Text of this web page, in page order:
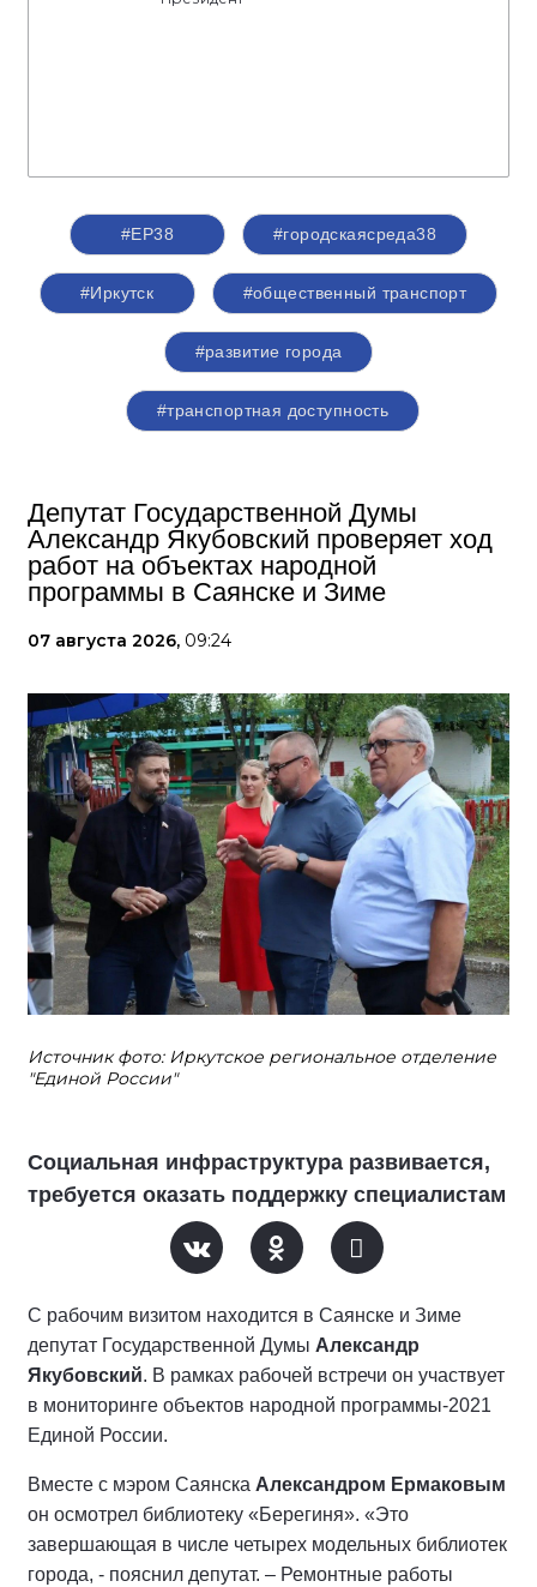
#ЕР38 #городскаясреда38
#Иркутск #общественный транспорт
#развитие города
#транспортная доступность
Депутат Государственной Думы
Александр Якубовский проверяет ход
работ на объектах народной
программы в Саянске и Зиме
07 августа 2026, 09:24
Источник фото: Иркутское региональное отделение
"Единой России"
Социальная инфраструктура развивается,
требуется оказать поддержку специалистам
С рабочим визитом находится в Саянске и Зиме
депутат Государственной Думы Александр
Якубовский. В рамках рабочей встречи он участвует
в мониторинге объектов народной программы-2021
Единой России.
Вместе с мэром Саянска Александром Ермаковым
он осмотрел библиотеку «Берегиня». «Это
завершающая в числе четырех модельных библиотек
города, - пояснил депутат. – Ремонтные работы